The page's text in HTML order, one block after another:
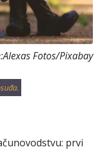
Fotos/Pixabay
prvi